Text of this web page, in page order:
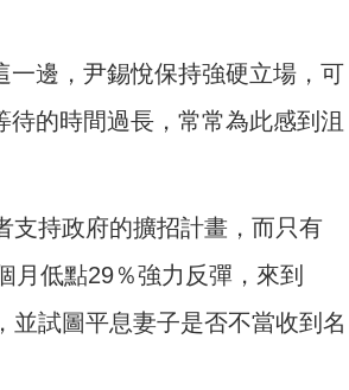
邊，尹錫悅保持強硬立場，可
的時間過長，常常為此感到沮
支持政府的擴招計畫，而只有
月低點29％強力反彈，來到
並試圖平息妻子是否不當收到名